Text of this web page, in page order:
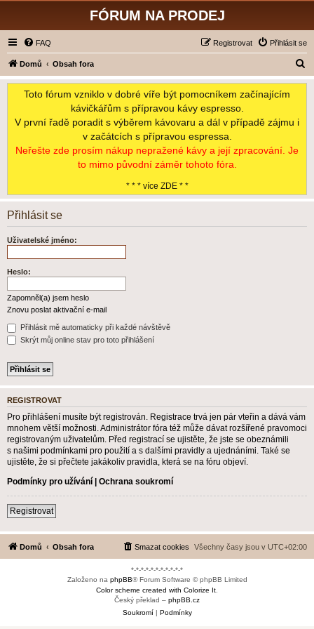
FÓRUM NA PRODEJ
FAQ Přihlásit se
Registrovat
Domů Obsah fora
l
Toto fórum vzniklo v dobré víře být pomocníkem začínajícím
kávičkářům s přípravou kávy espresso.
V první řadě poradit s výběrem kávovaru a dál v případě zájmu i
v začátcích s přípravou espressa.
Neřešte zde prosím nákup nepražené kávy a její zpracování. Je
to mimo původní záměr tohoto fóra.
* * * více ZDE * *
Přihlásit se
Uživatelské jméno:
Heslo:
Zapomněl(a) jsem heslo
Znovu poslat aktivační e-mail
Přihlásit mě automaticky při každé návštěvě
Skrýt můj online stav pro toto přihlášení
REGISTROVAT
Pro přihlášení musíte být registrován. Registrace trvá jen pár vteřin a dává vám
mnohem větší možnosti. Administrátor fóra též může dávat rozšířené pravomoci
registrovaným uživatelům. Před registrací se ujistěte, že jste se obeznámili
s našimi podmínkami pro použití a s dalšími pravidly a ujednáními. Také se
ujistěte, že si přečtete jakákoliv pravidla, která se na fóru objeví.
Podmínky pro užívání | Ochrana soukromí
Registrovat
Domů Obsah fora Všechny časy jsou v UTC+02:00
Smazat cookies
*-*-*-*-*-*-*-*-*-*-*
Založeno na phpBB® Forum Software © phpBB Limited
Color scheme created with Colorize It
Český překlad – phpBB.cz
Soukromí| Podmínky